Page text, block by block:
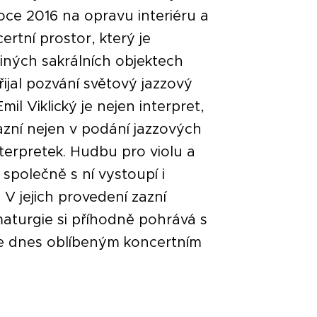
2016 na opravu interiéru a
prostor, který je
sakrálních objektech
pozvání světový jazzový
Viklický je nejen interpret,
nejen v podání jazzových
Hudbu pro violu a
s ní vystoupí i
jejich provedení zazní
si příhodně pohrává s
dnes oblíbeným koncertním